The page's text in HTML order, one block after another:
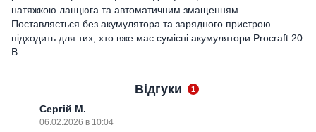
натяжкою ланцюга та автоматичним змащенням.
Поставляється без акумулятора та зарядного пристрою —
підходить для тих, хто вже має сумісні акумулятори Procraft 20
В.
Відгуки 1
Сергій М.
06.02.2026 в 10:04